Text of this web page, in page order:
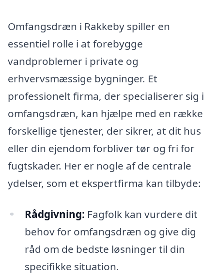
Omfangsdræn i Rakkeby spiller en
essentiel rolle i at forebygge
vandproblemer i private og
erhvervsmæssige bygninger. Et
professionelt firma, der specialiserer sig i
omfangsdræn, kan hjælpe med en række
forskellige tjenester, der sikrer, at dit hus
eller din ejendom forbliver tør og fri for
fugtskader. Her er nogle af de centrale
ydelser, som et ekspertfirma kan tilbyde:
Rådgivning: Fagfolk kan vurdere dit
behov for omfangsdræn og give dig
råd om de bedste løsninger til din
specifikke situation.